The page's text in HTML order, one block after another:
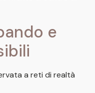
e
a reti di realtà